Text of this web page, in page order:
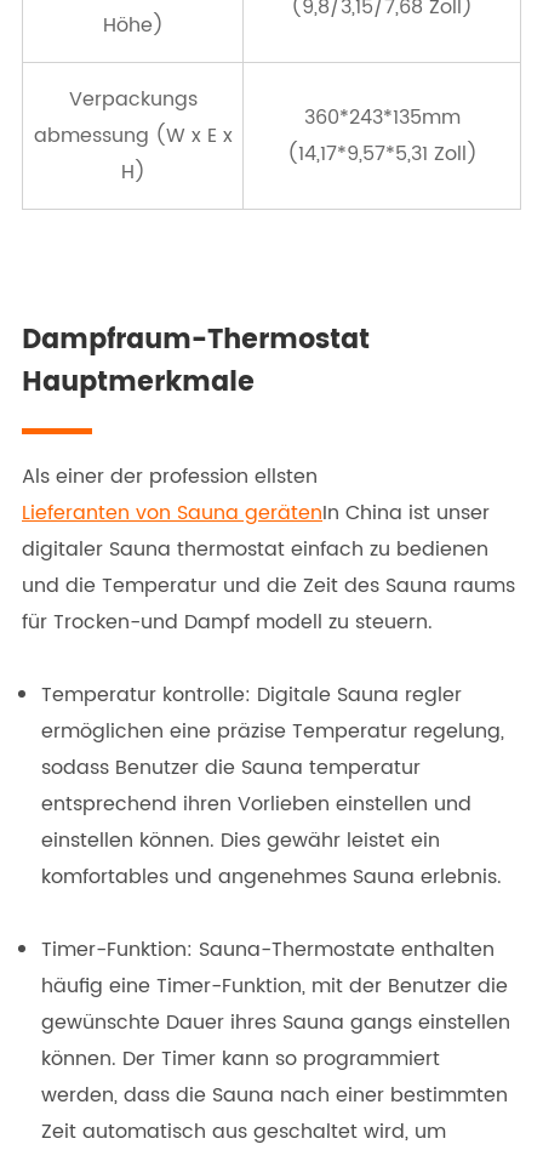
Höhe)
(9,8/3,15/7,68 Zoll)
Verpackungs
abmessung (W x E x
H)
360*243*135mm
(14,17*9,57*5,31 Zoll)
Dampfraum-Thermostat
Hauptmerkmale
Als einer der profession ellsten
Lieferanten von Sauna gerätenIn China ist unser
digitaler Sauna thermostat einfach zu bedienen
und die Temperatur und die Zeit des Sauna raums
für Trocken-und Dampf modell zu steuern.
Temperatur kontrolle: Digitale Sauna regler
ermöglichen eine präzise Temperatur regelung,
sodass Benutzer die Sauna temperatur
entsprechend ihren Vorlieben einstellen und
einstellen können. Dies gewähr leistet ein
komfortables und angenehmes Sauna erlebnis.
Timer-Funktion: Sauna-Thermostate enthalten
häufig eine Timer-Funktion, mit der Benutzer die
gewünschte Dauer ihres Sauna gangs einstellen
können. Der Timer kann so programmiert
werden, dass die Sauna nach einer bestimmten
Zeit automatisch aus geschaltet wird, um